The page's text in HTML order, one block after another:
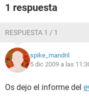
1 respuesta
RESPUESTA 1 / 1
spike_mandril
5 dic 2009 a las
Os dejo el informe del